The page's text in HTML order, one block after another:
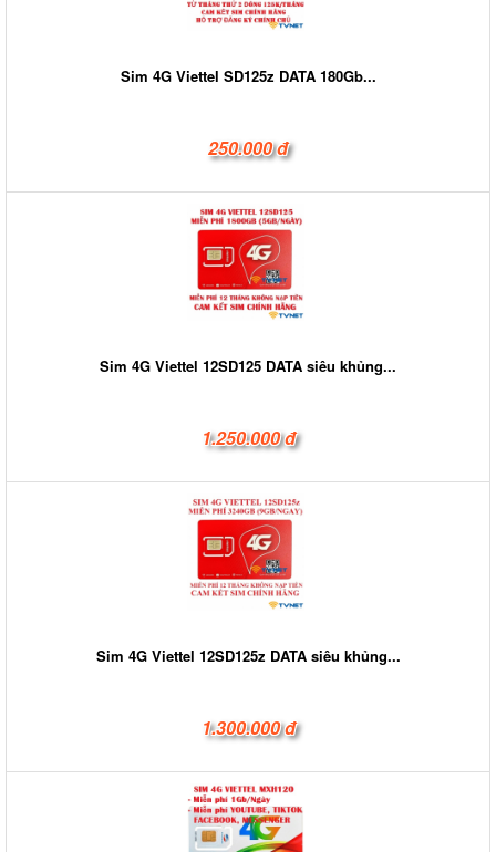
Sim 4G Viettel SD125z DATA 180Gb...
250.000 đ
Sim 4G Viettel 12SD125 DATA siêu khủng...
1.250.000 đ
Sim 4G Viettel 12SD125z DATA siêu khủng...
1.300.000 đ